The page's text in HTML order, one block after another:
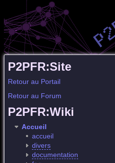
P2PFR:Site
Retour au Portail
Retour au Forum
P2PFR:Wiki
Accueil
accueil
divers
documentation